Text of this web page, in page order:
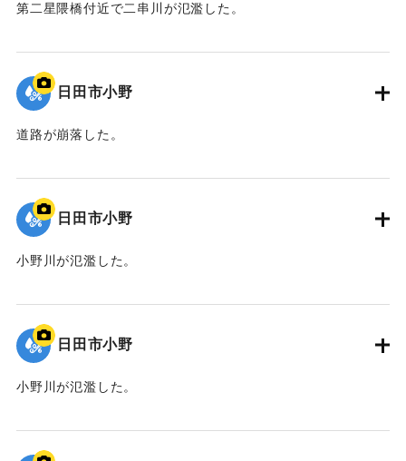
第二星隈橋付近で二串川が氾濫した。
｜固有コード:01203032
日田市小野
道路が崩落した。
｜固有コード:01203031
日田市小野
小野川が氾濫した。
｜固有コード:01203030
日田市小野
小野川が氾濫した。
｜固有コード:01203029